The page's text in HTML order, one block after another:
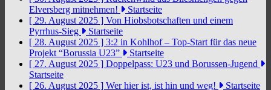
Elversberg mitnehmen!
Startseite
[ 29. August 2025 ] Von Hiobsbotschaften und einem
Pyrrhus-Sieg
Startseite
[ 28. August 2025 ] 3:2 in Kohlhof – Top-Start für das neue
Projekt “Borussia U23”
Startseite
[ 27. August 2025 ] Doppelpass: U23 und Borussen-Jugend
Startseite
[ 26. August 2025 ] Wer hier ist, ist hin und weg!
Startseite